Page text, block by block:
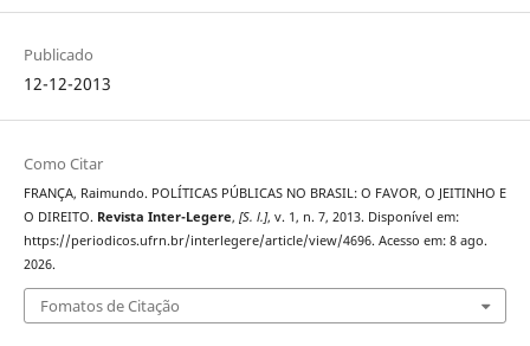
Publicado
12-12-2013
Como Citar
FRANÇA, Raimundo. POLÍTICAS PÚBLICAS NO BRASIL: O FAVOR, O JEITINHO E
O DIREITO. Revista Inter-Legere, [S. l.], v. 1, n. 7, 2013. Disponível em:
https://periodicos.ufrn.br/interlegere/article/view/4696. Acesso em: 8 ago.
2026.
Fomatos de Citação